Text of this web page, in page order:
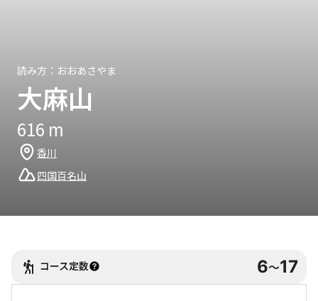
読み方： おおあさやま
大麻山
616 m
香川
四国百名山
コース定数 6〜17